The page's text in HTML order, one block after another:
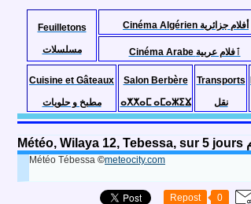
Feuilletons
مسلسلات
Cinéma Algérien أفلام جزائرية
Cinéma Arabe ٱفلام عربية
Cuisine et Gâteaux
مطبخ و حلويات
Salon Berbère
ⴰⵅⵅⴰⵎ ⴰⵎⴰⵣⵉⴴ
Transports
نقل
Météo Tébessa ©meteocity.com
Repost 0